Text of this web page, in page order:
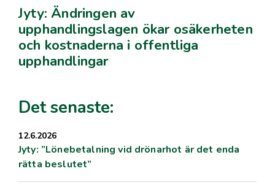
Jyty: Ändringen av
upphandlingslagen ökar osäkerheten
och kostnaderna i offentliga
upphandlingar
Det senaste:
12.6.2026
Jyty: ”Lönebetalning vid drönarhot är det enda
rätta beslutet”